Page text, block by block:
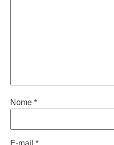
Nome *
E-mail *